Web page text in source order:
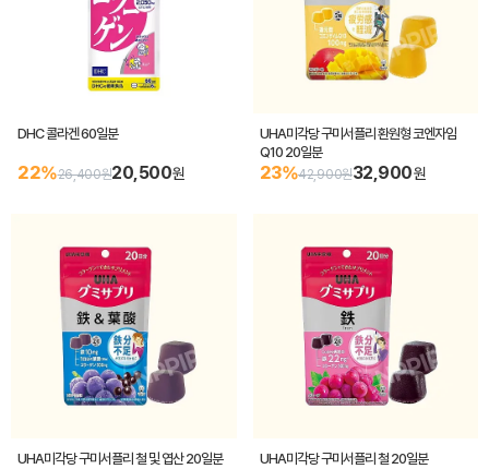
DHC 콜라겐 60일분
22%26,400원20,500원
UHA미각당 구미서플리 환원형 코엔자임
Q10 20일분
23%42,900원32,900원
UHA미각당 구미서플리 철 및 엽산 20일분 UHA미각당 구미서플리 철 20일분